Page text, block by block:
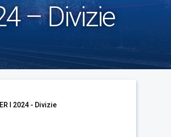
– Divizie
I 2024 - Divizie